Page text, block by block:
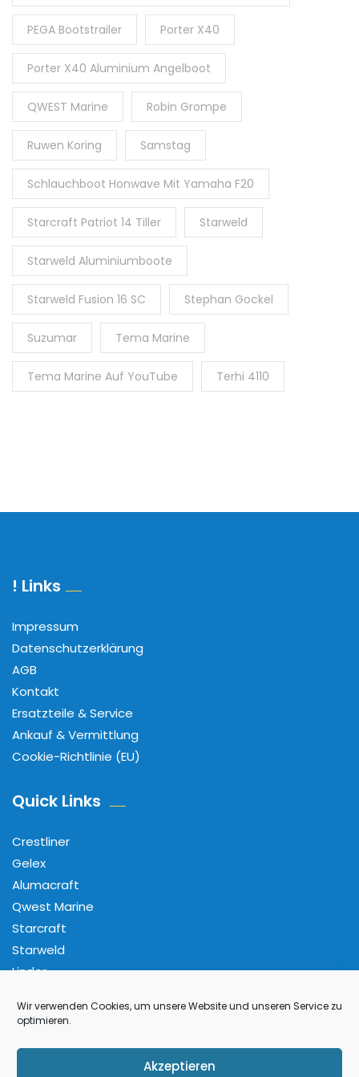
Wir verwenden Cookies, um unsere Website und unseren Service zu
optimieren.
Akzeptieren
PEGA Bootstrailer Porter X40
Porter X40 Aluminium Angelboot
QWEST Marine Robin Grompe
Ruwen Koring Samstag
Schlauchboot Honwave Mit Yamaha F20
Starcraft Patriot 14 Tiller Starweld
Starweld Aluminiumboote
Starweld Fusion 16 SC Stephan Gockel
Suzumar Tema Marine
Tema Marine Auf YouTube Terhi 4110
! Links
Impressum
Datenschutzerklärung
AGB
Kontakt
Ersatzteile & Service
Ankauf & Vermittlung
Cookie-Richtlinie (EU)
Quick Links
Crestliner
Gelex
Alumacraft
Qwest Marine
Starcraft
Starweld
Linder
Folge Uns
Facebook
PinterestInstagram
YouTube